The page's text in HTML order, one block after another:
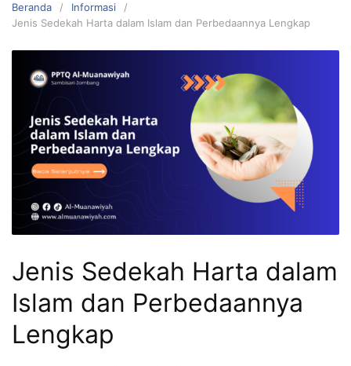
Beranda
Informasi
Jenis Sedekah Harta dalam Islam dan Perbedaannya Lengkap
Jenis Sedekah Harta dalam
Islam dan Perbedaannya
Lengkap